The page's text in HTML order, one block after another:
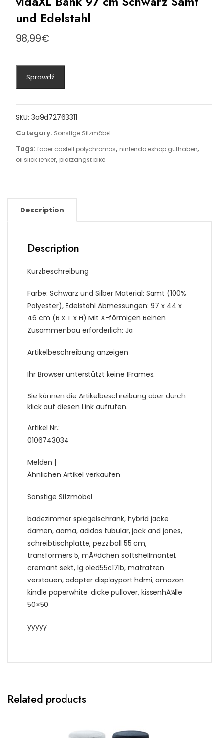
und Edelstahl
98,99€
Sprawdź
SKU: 3a9d72763311
Category: Sonstige Sitzmöbel
Tags: faber castell polychromos, nintendo eshop guthaben,
oil slick lenker, platzangst bike
Description
Description
Kurzbeschreibung
Farbe: Schwarz und Silber Material: Samt (100%
Polyester), Edelstahl Abmessungen: 97 x 44 x
46 cm (B x T x H) Mit X-förmigen Beinen
Zusammenbau erforderlich: Ja
Artikelbeschreibung anzeigen
Ihr Browser unterstützt keine IFrames.
Sie können die Artikelbeschreibung aber durch
klick auf diesen Link aufrufen.
Artikel Nr.:
0106743034
Melden |
Ähnlichen Artikel verkaufen
Sonstige Sitzmöbel
badezimmer spiegelschrank, hybrid jacke
damen, aama, adidas tubular, jack and jones,
schreibtischplatte, pezziball 55 cm,
transformers 5, mÃ¤dchen softshellmantel,
cremant sekt, lg oled55c17lb, matratzen
verstauen, adapter displayport hdmi, amazon
kindle paperwhite, dicke pullover, kissenhÃ¼lle
50×50
yyyyy
Related products